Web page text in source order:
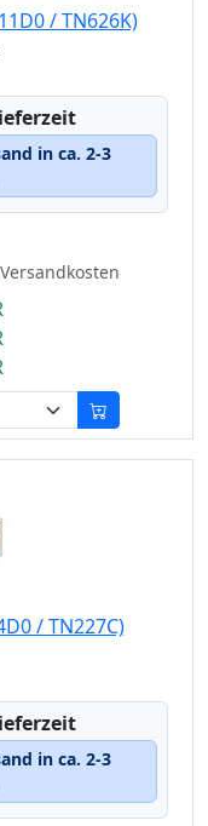
/ TN626K)
in ca. 2-3
/ TN227C)
in ca. 2-3